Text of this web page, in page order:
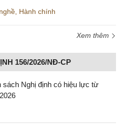
Hành chính
Xem thêm
156/2026/NĐ-CP
sách Nghị định có hiệu lực từ